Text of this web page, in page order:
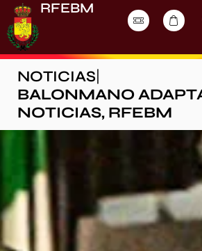
RFEBM
NOTICIAS
BALONMANO
NOTICIAS, RFEBM